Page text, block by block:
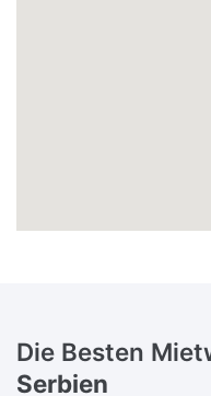
Die Besten
Serbien